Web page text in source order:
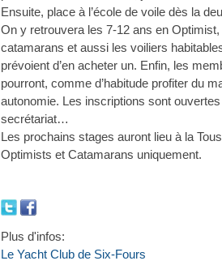
Ensuite, place à l’école de voile dès la
On y retrouvera les 7-12 ans en
catamarans et aussi les voiliers
prévoient d’en acheter un. Enfin, les
pourront, comme d’habitude profiter du
autonomie. Les inscriptions sont
secrétariat…
Les prochains stages auront lieu à la
Optimists et Catamarans uniquement.
Plus d'infos:
Le Yacht Club de Six-Fours